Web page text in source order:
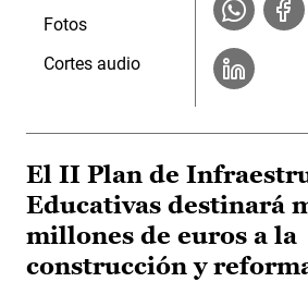
Fotos
Cortes audio
El II Plan de
Educativas destinará
millones de euros a la
construcción y